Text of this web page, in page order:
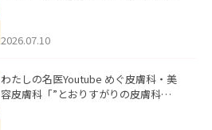
た。
2026.07.10
わたしの名医Youtube めぐ皮膚科・美
容皮膚科「”とおりすがりの皮膚科